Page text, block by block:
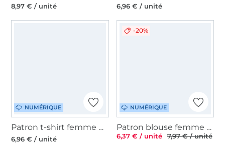
8,97 € / unité 6,96 € / unité
NUMÉRIQUE
Patron t-shirt femme pdf Fly Fadenkäfer, en allemand
6,96 € / unité
NUMÉRIQUE
-20%
Patron blouse femme pdf Janina TOSCAminni Schnittmanufaktur, en allemand
6,37 € / unité 7,97 € / unité